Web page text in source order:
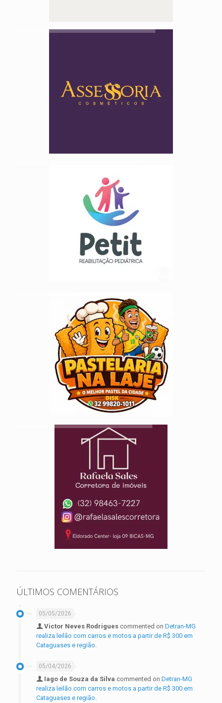
ÚLTIMOS COMENTÁRIOS
05/05/2026
Victor Neves Rodrigues commented on Detran-MG
realiza leilão com carros e motos a partir de R$ 300 em
Cataguases e região.
05/04/2026
Iago de Souza da Silva commented on Detran-MG
realiza leilão com carros e motos a partir de R$ 300 em
Cataguases e região.